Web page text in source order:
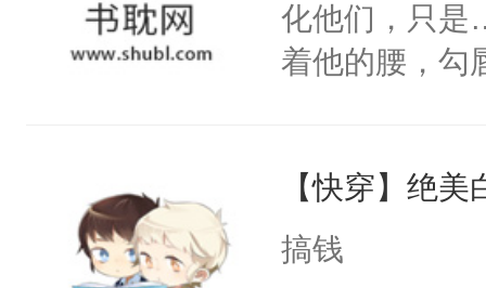
化他们，只是
着他的腰，勾
来，给老公
用力——为你
【快穿】绝
搞钱